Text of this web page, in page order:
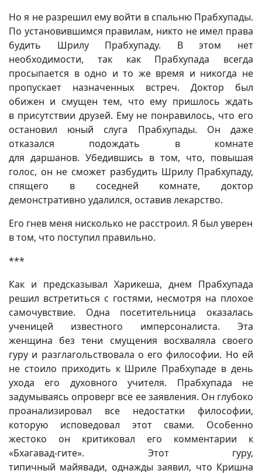
Но я не разрешил ему войти в спальню Прабхупады.
По установившимся правилам, никто не имел права
будить Шрилу Прабхупаду. В этом нет
необходимости, так как Прабхупада всегда
просыпается в одно и то же время и никогда не
пропускает назначенных встреч. Доктор был
обижен и смущен тем, что ему пришлось ждать
в присутствии друзей. Ему не понравилось, что его
остановил юный слуга Прабхупады. Он даже
отказался подождать в комнате
для даршанов. Убедившись в том, что, повышая
голос, он не сможет разбудить Шрилу Прабхупаду,
спящего в соседней комнате, доктор
демонстративно удалился, оставив лекарство.
Его гнев меня нисколько не расстроил. Я был уверен
в том, что поступил правильно.
***
Как и предсказывал Харикеша, днем Прабхупада
решил встретиться с гостями, несмотря на плохое
самочувствие. Одна посетительница оказалась
ученицей известного имперсоналиста. Эта
женщина без тени смущения восхваляла своего
гуру и разглагольствовала о его философии. Но ей
не стоило приходить к Шриле Прабхупаде в день
ухода его духовного учителя. Прабхупада не
задумываясь опроверг все ее заявления. Он глубоко
проанализировал все недостатки философии,
которую исповедовал этот свами. Особенно
жестоко он критиковал его комментарии к
«Бхагавад-гите». Этот гуру,
типичный майявади, однажды заявил, что Кришна